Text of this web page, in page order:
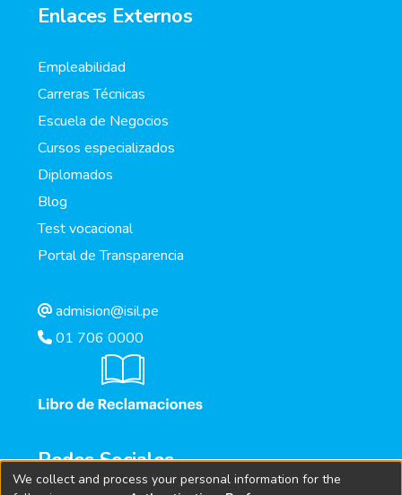
Enlaces Externos
Empleabilidad
Carreras Técnicas
Escuela de Negocios
Cursos especializados
Diplomados
Blog
Test vocacional
Portal de Transparencia
admision@isil.pe
01 706 0000
Redes Sociales
We collect and process your personal information for the